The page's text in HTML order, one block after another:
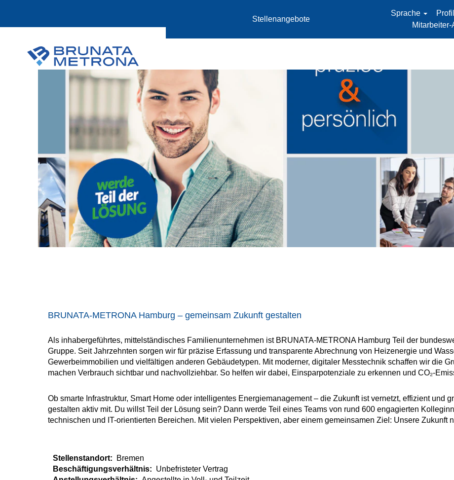
Stellenangebote
Sprache
BRUNATA-METRONA Hamburg – gemeinsam Zukunft gestalten
Als inhabergeführtes, mittelständisches Familienunternehmen ist BRUNATA-METRONA Hamburg Teil der
Gruppe. Seit Jahrzehnten sorgen wir für präzise Erfassung und transparente Abrechnung von Heizenergie und
Gewerbeimmobilien und vielfältigen anderen Gebäudetypen. Mit moderner, digitaler Messtechnik schaffen wir die
machen Verbrauch sichtbar und nachvollziehbar. So helfen wir dabei, Einsparpotenziale zu erkennen und CO₂-
Ob smarte Infrastruktur, Smart Home oder intelligentes Energiemanagement – die Zukunft ist vernetzt, effizient und
gestalten aktiv mit. Du willst Teil der Lösung sein? Dann werde Teil eines Teams von rund 600 engagierten
technischen und IT-orientierten Bereichen. Mit vielen Perspektiven, aber einem gemeinsamen Ziel: Unsere Zukunft
Stellenstandort:
Bremen
Beschäftigungsverhältnis: Unbefristeter Vertrag